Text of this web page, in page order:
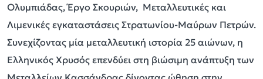
Ολυμπιάδας, Έργο Σκουριών, Μεταλλευτικές και
Λιμενικές εγκαταστάσεις Στρατωνίου-Μαύρων Πετρών.
Συνεχίζοντας μία μεταλλευτική ιστορία 25 αιώνων, η
Ελληνικός Χρυσός επενδύει στη βιώσιμη ανάπτυξη των